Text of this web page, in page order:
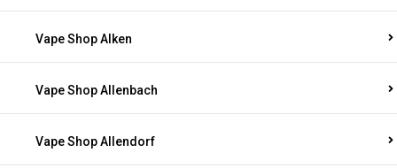
Vape Shop Alken
Vape Shop Allenbach
Vape Shop Allendorf